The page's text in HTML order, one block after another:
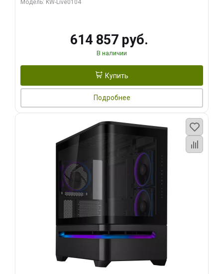
Модель: KW-Live0104
614 857 руб.
В наличии
Купить
Подробнее